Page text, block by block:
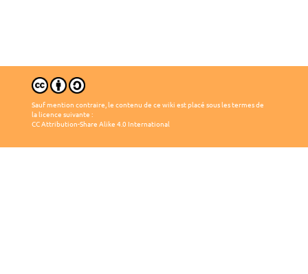
Sauf mention contraire, le contenu de ce wiki est placé sous les termes de
la licence suivante :
CC Attribution-Share Alike 4.0 International